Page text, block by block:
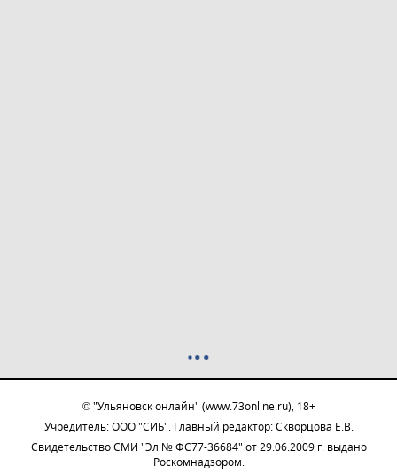
© "Ульяновск онлайн" (www.73online.ru), 18+
Учредитель: ООО "СИБ". Главный редактор: Скворцова Е.В.
Свидетельство СМИ "Эл № ФС77-36684" от 29.06.2009 г. выдано
Роскомнадзором.